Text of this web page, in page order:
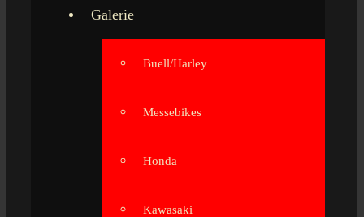
Galerie
Buell/Harley
Messebikes
Honda
Kawasaki